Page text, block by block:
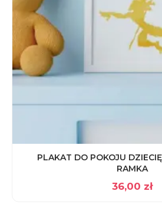
PLAKAT DO POKOJU
RAMKA
36,00 zł